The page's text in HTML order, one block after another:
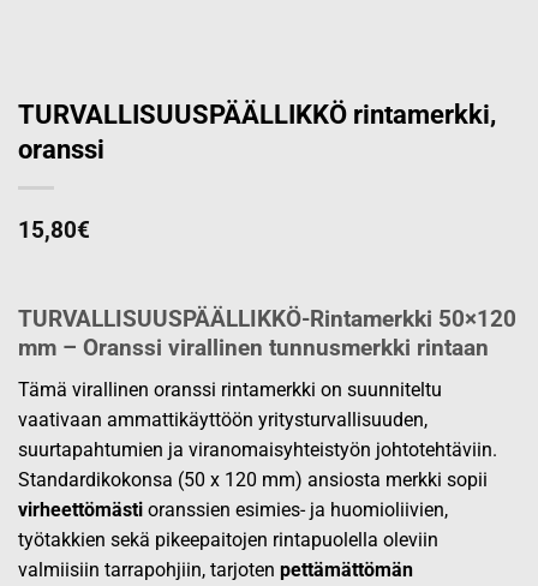
TURVALLISUUSPÄÄLLIKKÖ rintamerkki,
oranssi
15,80€
TURVALLISUUSPÄÄLLIKKÖ-Rintamerkki 50×120
mm – Oranssi virallinen tunnusmerkki rintaan
Tämä virallinen oranssi rintamerkki on suunniteltu
vaativaan ammattikäyttöön yritysturvallisuuden,
suurtapahtumien ja viranomaisyhteistyön johtotehtäviin.
Standardikokonsa (50 x 120 mm) ansiosta merkki sopii
virheettömästi oranssien esimies- ja huomioliivien,
työtakkien sekä pikeepaitojen rintapuolella oleviin
valmiisiin tarrapohjiin, tarjoten pettämättömän